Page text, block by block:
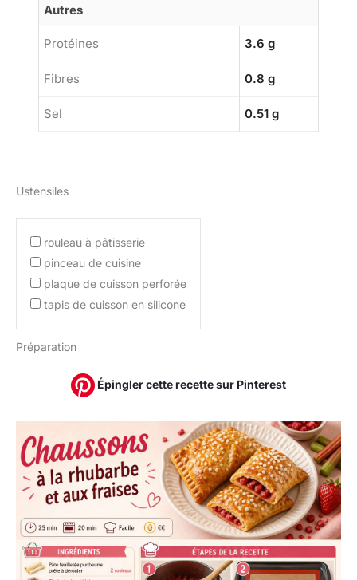
Autres
Protéines 3.6 g
Fibres 0.8 g
Sel 0.51 g
Ustensiles
rouleau à pâtisserie
pinceau de cuisine
plaque de cuisson perforée
tapis de cuisson en silicone
Préparation
Épingler cette recette sur Pinterest